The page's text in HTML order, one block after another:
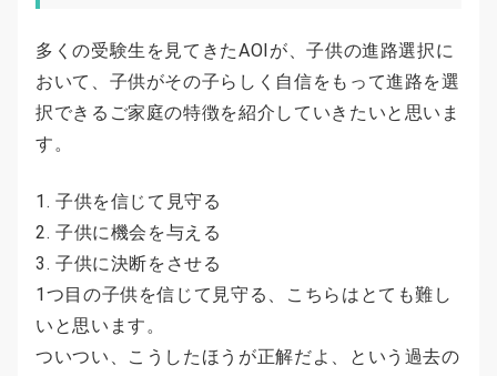
多くの受験生を見てきたAOIが、子供の進路選択に
おいて、子供がその子らしく自信をもって進路を選
択できるご家庭の特徴を紹介していきたいと思いま
す。
子供を信じて見守る
子供に機会を与える
子供に決断をさせる
1つ目の子供を信じて見守る、こちらはとても難し
いと思います。
ついつい、こうしたほうが正解だよ、という過去の